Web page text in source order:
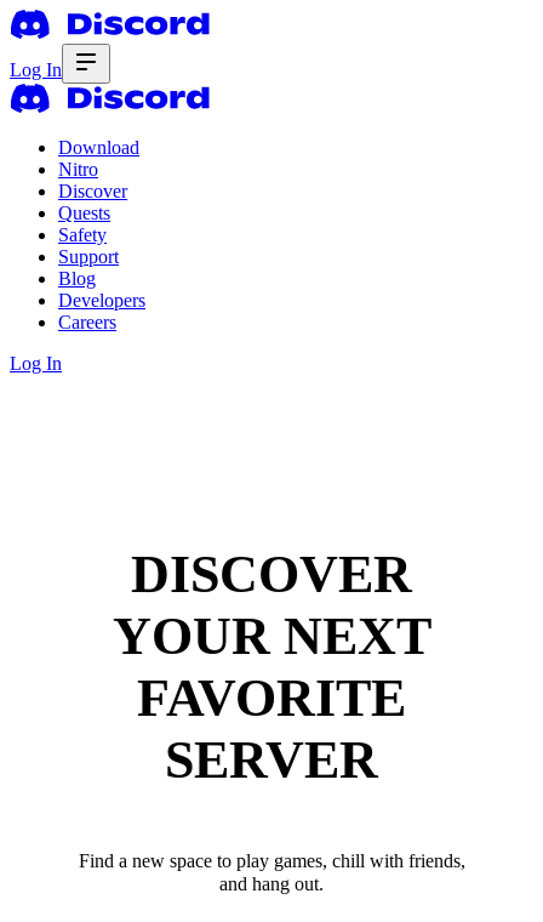
Log In
Download
Nitro
Discover
Quests
Safety
Support
Blog
Developers
Careers
Log In
DISCOVER
YOUR NEXT
FAVORITE
SERVER
Find a new space to play games, chill with friends,
and hang out.